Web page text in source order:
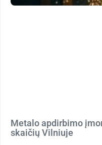
Metalo apdirbimo
skaičių Vilniuje